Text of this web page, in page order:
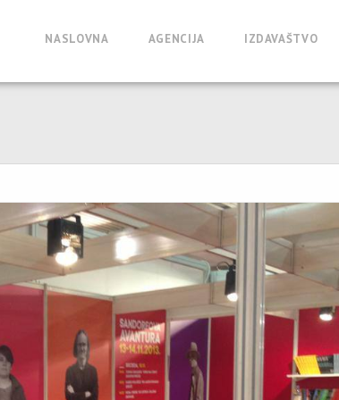
NASLOVNA AGENCIJA IZDAVAŠTVO